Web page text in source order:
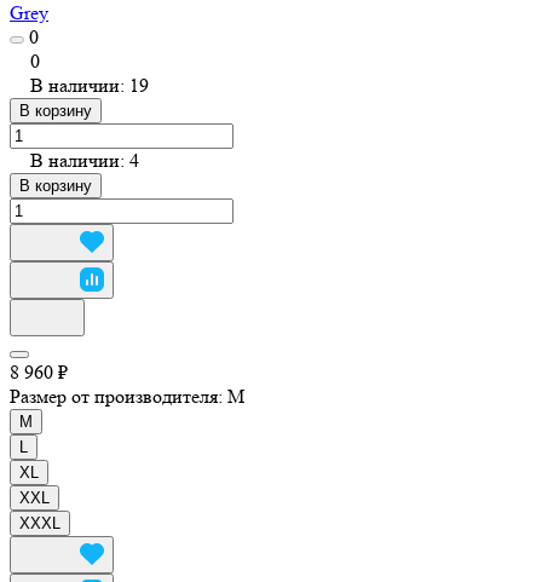
Grey
0
0
В наличии: 19
В корзину
В наличии: 4
В корзину
8 960 ₽
Размер от производителя: M
M
XL
XXL
XXXL